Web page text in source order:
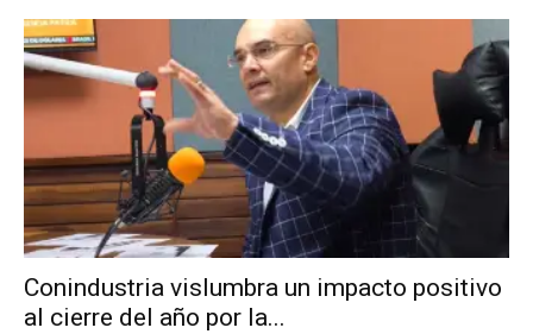
Conindustria vislumbra un impacto positivo
al cierre del año por la...